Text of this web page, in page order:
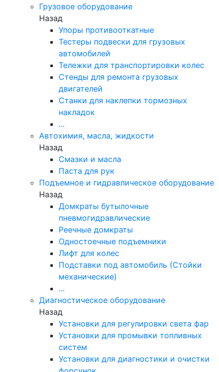
Грузовое оборудование
Назад
Упоры противооткатные
Тестеры подвески для грузовых
автомобилей
Тележки для транспортировки колес
Стенды для ремонта грузовых
двигателей
Станки для наклепки тормозных
накладок
...
Автохимия, масла, жидкости
Назад
Смазки и масла
Паста для рук
Подъемное и гидравлическое оборудование
Назад
Домкраты бутылочные
пневмогидравлические
Реечные домкраты
Одностоечные подъемники
Лифт для колес
Подставки под автомобиль (Стойки
механические)
...
Диагностическое оборудование
Назад
Установки для регулировки света фар
Установки для промывки топливных
систем
Установки для диагностики и очистки